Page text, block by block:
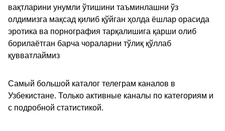
вақтларини унумли ўтишини таъминлашни ўз
олдимизга мақсад қилиб қўйган ҳолда ёшлар орасида
эротика ва порнография тарқалишига қарши олиб
борилаётган барча чораларни тўлиқ қўллаб
қувватлаймиз
Самый большой каталог телеграм каналов в
Узбекистане. Только активные каналы по категориям и
с подробной статистикой.